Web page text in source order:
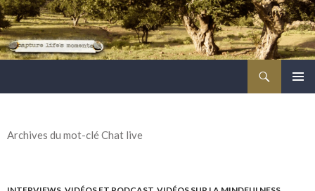
PRINCIPAL
Archives du mot-clé Chat live